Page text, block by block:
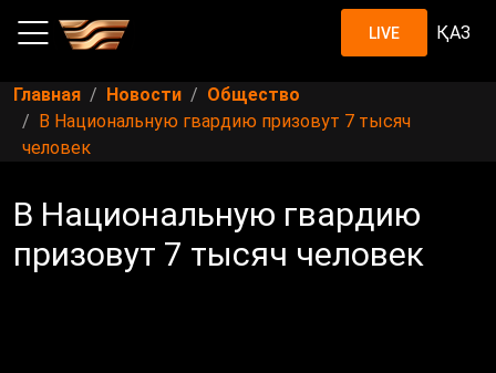
LIVE ҚАЗ
Главная Новости
Общество
В Национальную гвардию призовут 7 тысяч
человек
В Национальную гвардию
призовут 7 тысяч человек